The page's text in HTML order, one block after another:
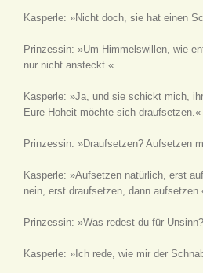
Kasperle: »Nicht doch, sie hat einen
Prinzessin: »Um Himmelswillen, wie
nur nicht ansteckt.«
Kasperle: »Ja, und sie schickt mich,
Eure Hoheit möchte sich draufsetzen.«
Prinzessin: »Draufsetzen? Aufsetzen
Kasperle: »Aufsetzen natürlich, erst
nein, erst draufsetzen, dann
Prinzessin: »Was redest du für
Kasperle: »Ich rede, wie mir der